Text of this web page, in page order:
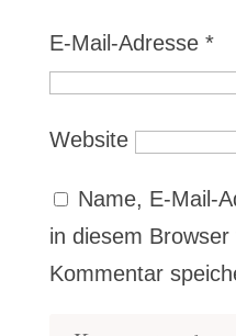
E-Mail-Adresse *
Website
Name, E-Mail-
in diesem
Kommentar